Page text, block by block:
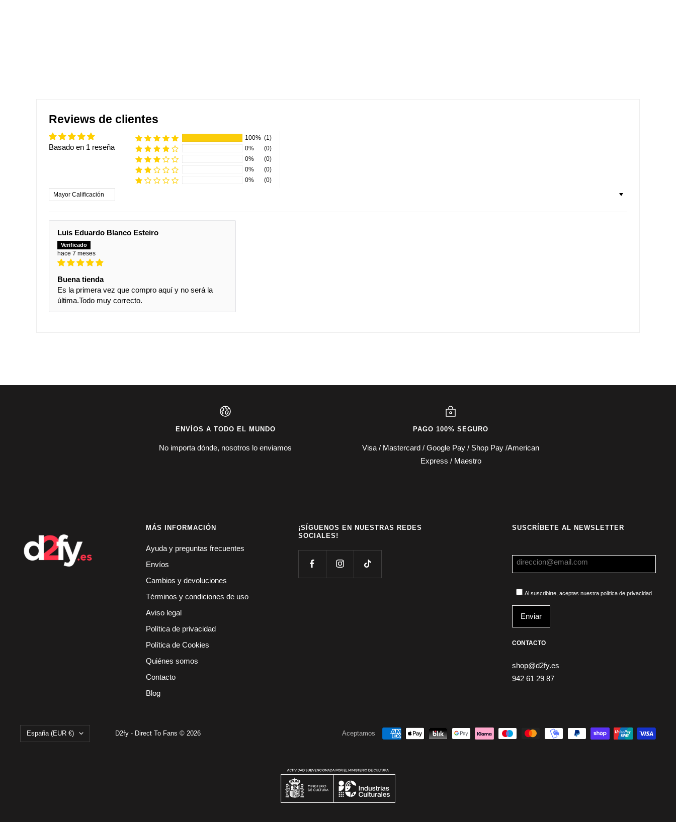
Reviews de clientes
Basado en 1 reseña
100% (1)
0%
(0)
0%
(0)
0%
(0)
0%
(0)
Sort by
Luis Eduardo Blanco Esteiro
hace 7 meses
Buena tienda
Es la primera vez que compro aquí y no será la
última.Todo muy correcto.
ENVÍOS A TODO EL MUNDO
No importa dónde, nosotros lo enviamos
PAGO 100% SEGURO
Visa / Mastercard / Google Pay / Shop Pay /American
Express / Maestro
MÁS INFORMACIÓN
Ayuda y preguntas frecuentes
Envíos
Cambios y devoluciones
Términos y condiciones de uso
Aviso legal
Política de privacidad
Política de Cookies
Quiénes somos
Contacto
Blog
¡SÍGUENOS EN NUESTRAS REDES
SOCIALES!
SUSCRÍBETE AL NEWSLETTER
Al suscribirte, aceptas nuestra política de privacidad
CONTACTO
shop@d2fy.es
942 61 29 87
País/región
España (EUR €) D2fy - Direct To Fans © 2026 Aceptamos